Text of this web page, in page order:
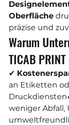
Oberfläche
präzise und
Warum
TICAB
✔
an Etiketten
weniger